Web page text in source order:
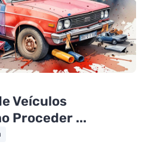
Veículos
Proceder ...